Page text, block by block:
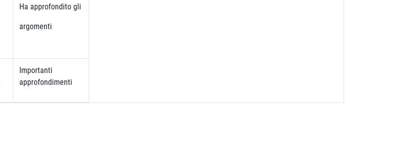
Ha approfondito gli
argomenti
Importanti
approfondimenti